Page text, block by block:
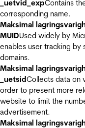
_uetvid_expContains
corresponding name.
Maksimal
MUIDUsed widely by
enables user tracking by
domains.
Maksimal
_uetsidCollects data on
order to present more
website to limit the
advertisement.
Maksimal